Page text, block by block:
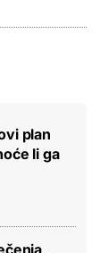
plan
li ga